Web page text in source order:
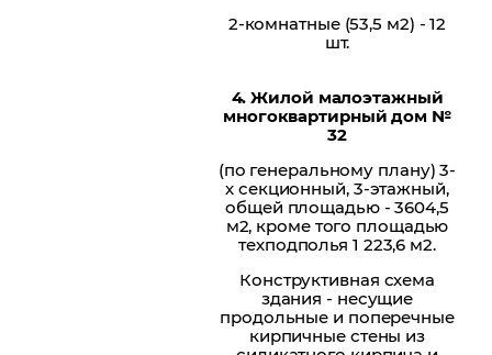
2-комнатные (53,5 м2) - 12
шт.
4. Жилой малоэтажный
многоквартирный дом №
32
(по генеральному плану) 3-
х секционный, 3-этажный,
общей площадью - 3604,5
м2, кроме того площадью
техподполья 1 223,6 м2.
Конструктивная схема
здания - несущие
продольные и поперечные
кирпичные стены из